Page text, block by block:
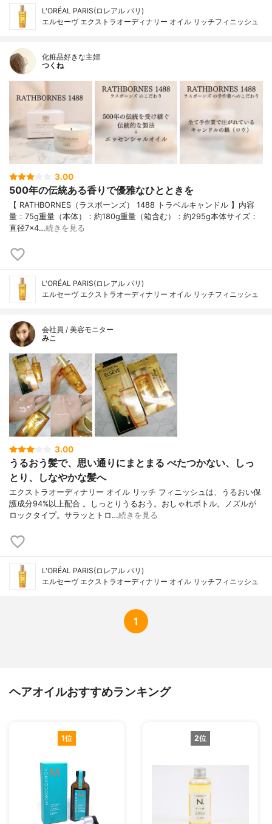
L'ORÉAL PARIS(ロレアル パリ)
エルセーヴ エクストラオーディナリー オイル リッチフィニッシュ
化粧品好きな主婦
つくね
3.00
500年の伝統ある香りで優雅なひとときを
【 RATHBORNES（ラスボーンズ） 1488 トラベルキャンドル 】内容
量：75g重量（本体）：約180g重量（箱含む）：約295g本体サイズ：
直径7×4…続きを見る
L'ORÉAL PARIS(ロレアル パリ)
エルセーヴ エクストラオーディナリー オイル リッチフィニッシュ
会社員 / 美容モニター
みこ
3.00
うるおう髪で、思い通りにまとまる べたつかない、しっ
とり、しなやかな髪へ
エクストラオーディナリー オイル リッチ フィニッシュは、うるおい保
護成分94%以上配合 。しっとりうるおう。おしゃれボトル。ノズルが
ロックタイプ。サラッとトロ…続きを見る
L'ORÉAL PARIS(ロレアル パリ)
エルセーヴ エクストラオーディナリー オイル リッチフィニッシュ
1
ヘアオイルおすすめランキング
1位 2位